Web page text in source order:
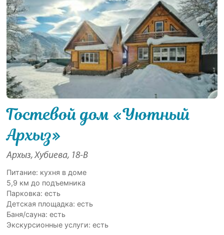
Гостевой дом «Уютный
Архыз»
Архыз, Хубиева, 18-В
Питание: кухня в доме
5,9 км до подъемника
Парковка: есть
Детская площадка: есть
Баня/сауна: есть
Экскурсионные услуги: есть